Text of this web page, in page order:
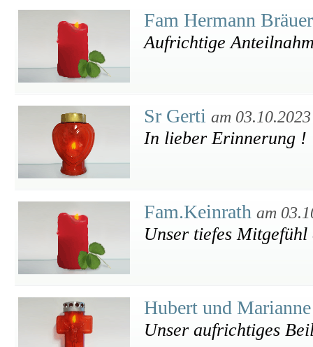
Fam Hermann
Aufrichtige
Sr Gerti am 03.10.2023
In lieber Erinnerung !
Fam.Keinrath am
Unser tiefes
Hubert und
Unser aufrichtiges